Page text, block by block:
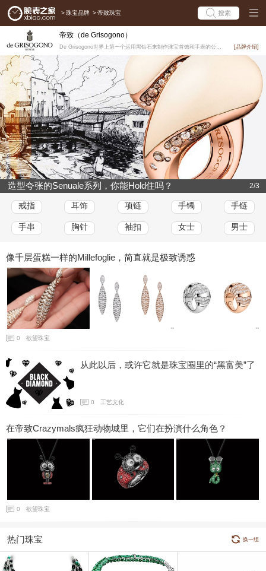
> 珠宝品牌 > 帝致珠宝 搜索
帝致（de Grisogono）
De Grisogono世界上第一个运用黑钻石来制作珠宝首饰和手表的公司。由创立到名成利就，只不过短... [品牌介绍]
造型夸张的Senuale系列，你能Hold住吗？ 2/3
戒指 耳饰 项链 手镯 手链
手串 胸针 袖扣 女士 男士
像千层蛋糕一样的Millefoglie，简直就是极致诱惑
0 欲望珠宝
从此以后，或许它就是珠宝圈里的“黑富美”了
0 工艺文化
在帝致Crazymals疯狂动物城里，它们在扮演什么角色？
0 欲望珠宝
热门珠宝 换一组